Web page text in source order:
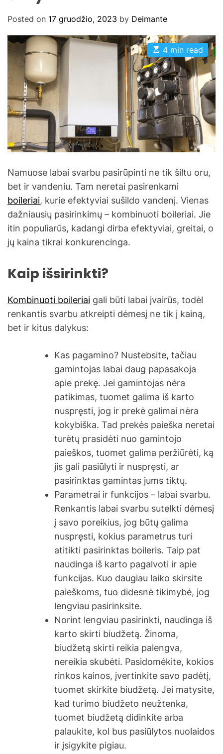
Posted on 17 gruodžio, 2023 by Deimante
E
s
t
i
m
a
t
e
d
r
e
a
d
t
m
e
4 min read
Namuose labai svarbu pasirūpinti ne tik šiltu oru,
bet ir vandeniu. Tam neretai pasirenkami
boileriai, kurie efektyviai sušildo vandenį. Vienas
dažniausių pasirinkimų – kombinuoti boileriai. Jie
itin populiarūs, kadangi dirba efektyviai, greitai, o
jų kaina tikrai konkurencinga.
Kaip išsirinkti?
Kombinuoti boileriai gali būti labai įvairūs, todėl
renkantis svarbu atkreipti dėmesį ne tik į kainą,
bet ir kitus dalykus:
Kas pagamino? Nustebsite, tačiau
gamintojas labai daug papasakoja
apie prekę. Jei gamintojas nėra
patikimas, tuomet galima iš karto
nuspręsti, jog ir prekė galimai nėra
kokybiška. Tad prekės paieška neretai
turėtų prasidėti nuo gamintojo
paieškos, tuomet galima peržiūrėti, ką
jis gali pasiūlyti ir nuspręsti, ar
pasirinktas gamintas jums tiktų.
Parametrai ir funkcijos – labai svarbu.
Renkantis labai svarbu sutelkti dėmesį
į savo poreikius, jog būtų galima
nuspręsti, kokius parametrus turi
atitikti pasirinktas boileris. Taip pat
naudinga iš karto pagalvoti ir apie
funkcijas. Kuo daugiau laiko skirsite
paieškoms, tuo didesnė tikimybė, jog
lengviau pasirinksite.
Norint lengviau pasirinkti, naudinga iš
karto skirti biudžetą. Žinoma,
biudžetą skirti reikia palengva,
nereikia skubėti. Pasidomėkite, kokios
rinkos kainos, įvertinkite savo padėtį,
tuomet skirkite biudžetą. Jei matysite,
kad turimo biudžeto neužtenka,
tuomet biudžetą didinkite arba
palaukite, kol bus pasiūlytos nuolaidos
ir įsigykite pigiau.